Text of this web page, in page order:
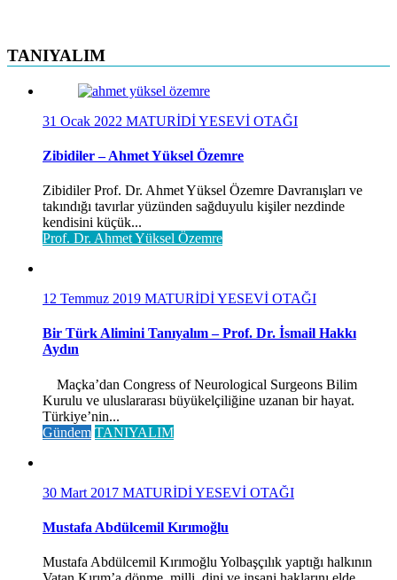
TANIYALIM
31 Ocak 2022 MATURİDİ YESEVİ OTAĞI
Zibidiler – Ahmet Yüksel Özemre
Zibidiler Prof. Dr. Ahmet Yüksel Özemre Davranışları ve
takındığı tavırlar yüzünden sağduyulu kişiler nezdinde
kendisini küçük...
Prof. Dr. Ahmet Yüksel Özemre
12 Temmuz 2019 MATURİDİ YESEVİ OTAĞI
Bir Türk Alimini Tanıyalım – Prof. Dr. İsmail Hakkı
Aydın
Maçka’dan Congress of Neurological Surgeons Bilim
Kurulu ve uluslararası büyükelçiliğine uzanan bir hayat.
Türkiye’nin...
Gündem TANIYALIM
30 Mart 2017 MATURİDİ YESEVİ OTAĞI
Mustafa Abdülcemil Kırımoğlu
Mustafa Abdülcemil Kırımoğlu Yolbaşçılık yaptığı halkının